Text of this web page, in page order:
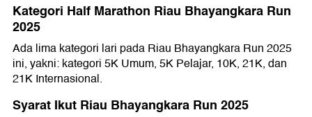
Kategori Half Marathon Riau Bhayangkara Run
2025
Ada lima kategori lari pada Riau Bhayangkara Run 2025
ini, yakni: kategori 5K Umum, 5K Pelajar, 10K, 21K, dan
21K Internasional.
Syarat Ikut Riau Bhayangkara Run 2025